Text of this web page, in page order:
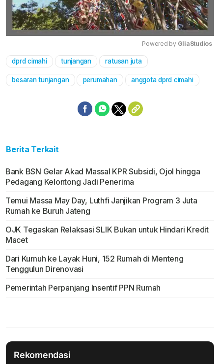
Powered by GliaStudios
dprd cimahi tunjangan ratusan juta
besaran tunjangan perumahan anggota dprd cimahi
Berita Terkait
Bank BSN Gelar Akad Massal KPR Subsidi, Ojol hingga
Pedagang Kelontong Jadi Penerima
Temui Massa May Day, Luthfi Janjikan Program 3 Juta
Rumah ke Buruh Jateng
OJK Tegaskan Relaksasi SLIK Bukan untuk Hindari Kredit
Macet
Dari Kumuh ke Layak Huni, 152 Rumah di Menteng
Tenggulun Direnovasi
Pemerintah Perpanjang Insentif PPN Rumah
Rekomendasi